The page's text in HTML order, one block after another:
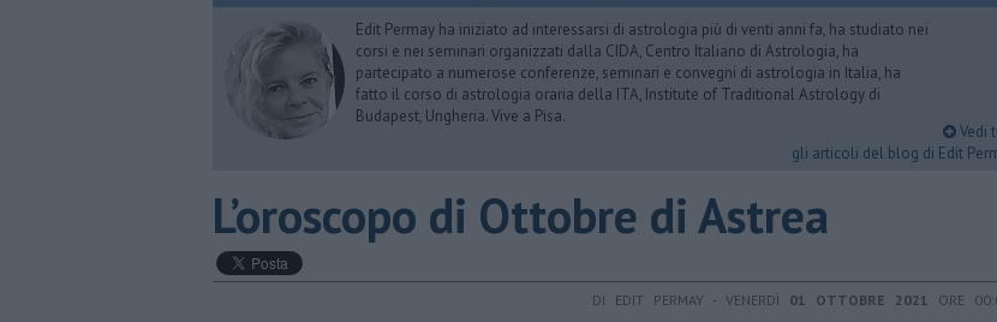
Edit Permay ha iniziato ad interessarsi di astrologia più di venti anni fa, ha studiato nei
corsi e nei seminari organizzati dalla CIDA, Centro Italiano di Astrologia, ha
partecipato a numerose conferenze, seminari e convegni di astrologia in Italia, ha
fatto il corso di astrologia oraria della ITA, Institute of Traditional Astrology di
Budapest, Ungheria. Vive a Pisa.
Vedi
gli articoli del blog di Edit
​L’oroscopo di Ottobre di Astrea
DI EDIT PERMAY - VENERDÌ 01 OTTOBRE 2021 ORE